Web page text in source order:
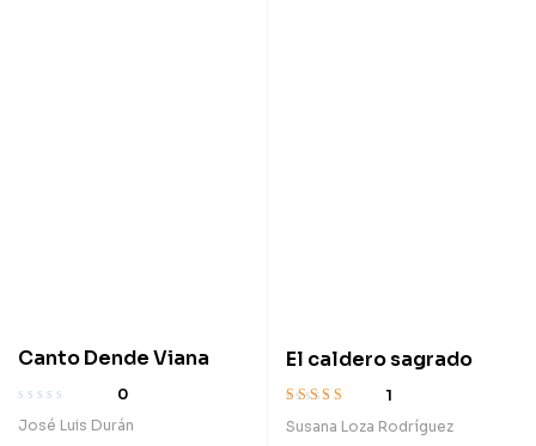
Canto Dende Viana
0
José Luis Durán
El caldero sagrado
1
Susana Loza Rodríguez